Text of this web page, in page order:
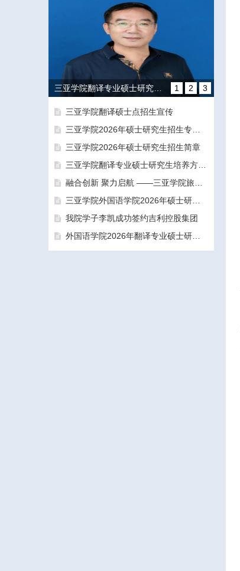
1 2 3
三亚学院翻译硕士点招生宣传
三亚学院2026年硕士研究生招生专业目录及参考书目
三亚学院2026年硕士研究生招生简章
三亚学院翻译专业硕士研究生培养方向和导师团队介绍
融合创新 聚力启航 ——三亚学院旅游与大健康学院正式揭牌成立
三亚学院外国语学院2026年硕士研究生拟录取名单公示公告（一志愿）
我院学子李凯成功签约吉利控股集团
外国语学院2026年翻译专业硕士研究生（MTI）一志愿考生面试工作圆满结束